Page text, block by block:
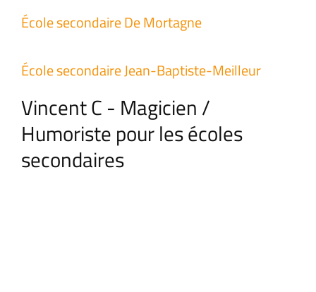
École secondaire De Mortagne
École secondaire Jean-Baptiste-Meilleur
Vincent C - Magicien /
Humoriste pour les écoles
secondaires